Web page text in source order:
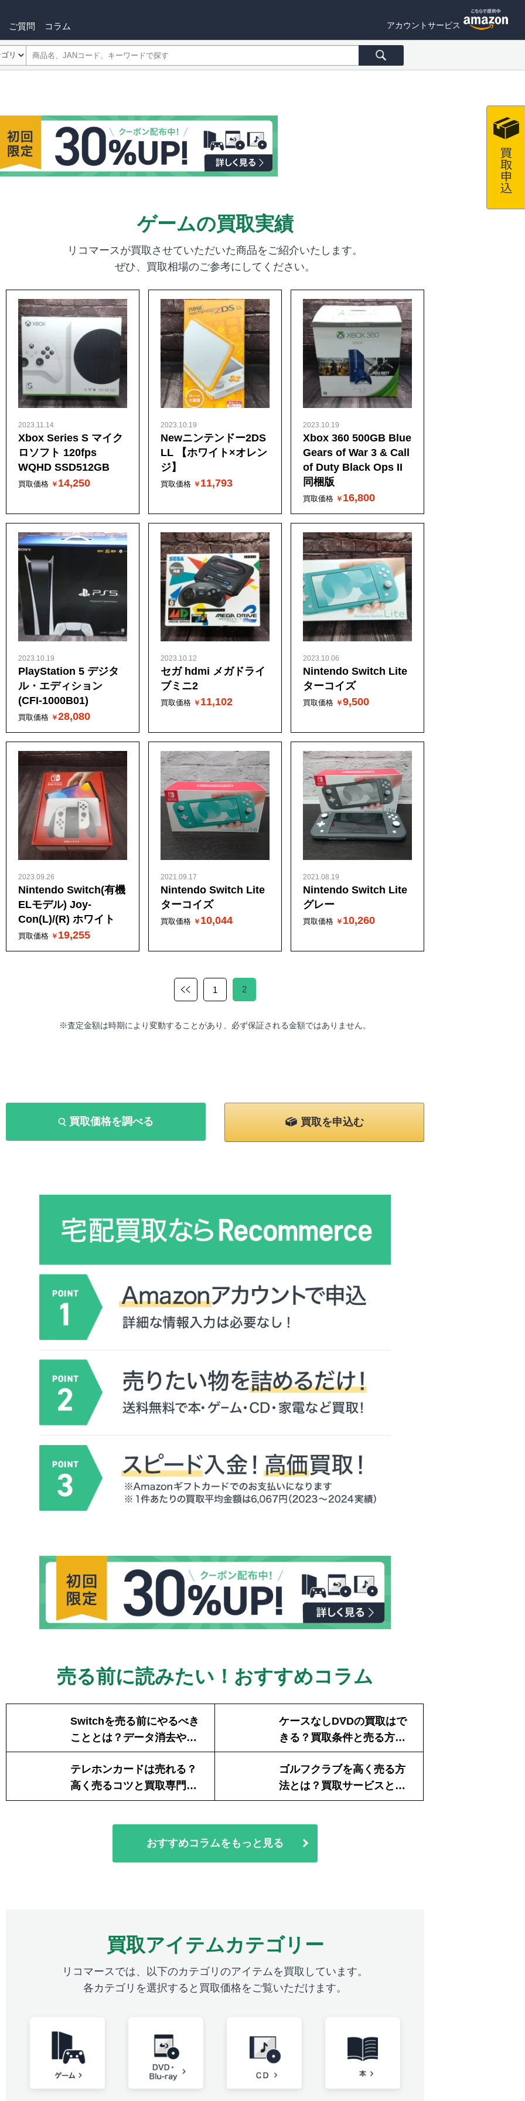
アカウントサービス
ご質問 コラム
ゲームの買取実績
リコマースが買取させていただいた商品をご紹介いたします。
ぜひ、買取相場のご参考にしてください。
2023.11.14
Xbox Series S​ マイク
ロソフト 120fps
WQHD SSD512GB
買取価格 14,250
2023.10.19
Newニンテンドー2DS
LL 【ホワイト×オレン
ジ】
買取価格 11,793
2023.10.19
Xbox 360 500GB Blue
Gears of War 3 & Call
of Duty Black Ops II
同梱版
買取価格 16,800
2023.10.19
PlayStation 5 デジタ
ル・エディション
(CFI-1000B01)
買取価格 28,080
2023.10.12
セガ hdmi メガドライ
ブミニ2
買取価格 11,102
2023.10.06
Nintendo Switch Lite
ターコイズ
買取価格 9,500
2023.09.26
Nintendo Switch(有機
ELモデル) Joy-
Con(L)/(R) ホワイト
買取価格 19,255
2021.09.17
Nintendo Switch Lite
ターコイズ
買取価格 10,044
2021.08.19
Nintendo Switch Lite
グレー
買取価格 10,260
1 2
査定金額は時期により変動することがあり、必ず保証される金額ではありません。
買取価格を調べる 買取を申込む
売る前に読みたい！ おすすめコラム
Switchを売る前にやるべき
こととは？データ消去やソ
フトの扱いを解説
ケースなしDVDの買取はで
きる？買取条件と売る方法
を解説！
テレホンカードは売れる？
高く売るコツと買取専門店
での売り方を解説
ゴルフクラブを高く売る方
法とは？買取サービスと準
備のポイント
おすすめコラムをもっと見る
買取アイテムカテゴリー
リコマースでは、以下のカテゴリのアイテムを買取しています。
各カテゴリを選択すると買取価格をご覧いただけます。